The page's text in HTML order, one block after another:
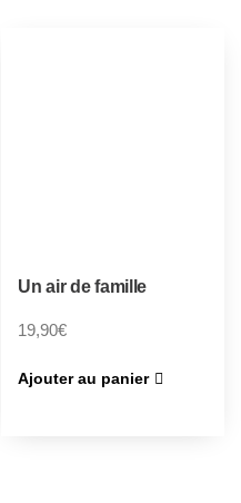
Un air de famille
19,90€
Ajouter au panier